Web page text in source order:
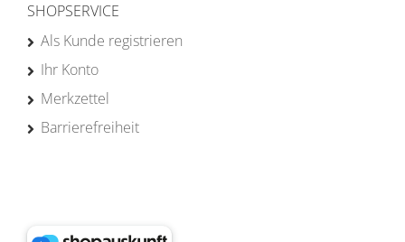
SHOPSERVICE
Als Kunde registrieren
Ihr Konto
Merkzettel
Barrierefreiheit